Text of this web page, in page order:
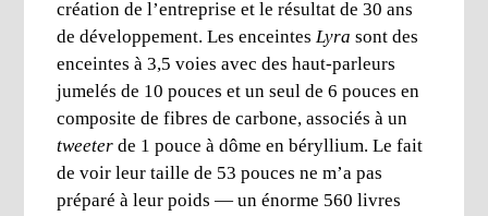
création de l’entreprise et le résultat de 30 ans
de développement. Les enceintesLyra sont des
enceintes à 3,5 voies avec des haut-parleurs
jumelés de 10 pouces et un seul de 6 pouces en
composite de fibres de carbone, associés à un
tweeter de 1 pouce à dôme en béryllium. Le fait
de voir leur taille de 53 pouces ne m’a pas
préparé à leur poids — un énorme 560 livres